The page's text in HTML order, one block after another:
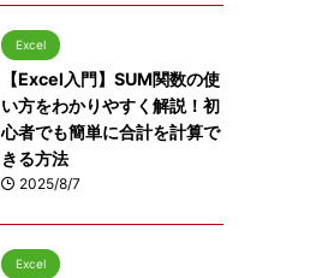
Excel
【Excel入門】SUM関数の使
い方をわかりやすく解説！初
心者でも簡単に合計を計算で
きる方法
2025/8/7
Excel